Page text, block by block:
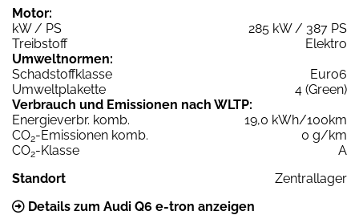
Motor:
kW / PS
285 kW / 387 PS
Treibstoff
Elektro
Umweltnormen:
Schadstoffklasse
Euro6
Umweltplakette
4 (Green)
Verbrauch und Emissionen nach WLTP:
Energieverbr. komb.
19,0 kWh/100km
CO2-Emissionen komb.
0 g/km
CO2-Klasse
A
Standort
Zentrallager
Details zum Audi Q6 e-tron anzeigen